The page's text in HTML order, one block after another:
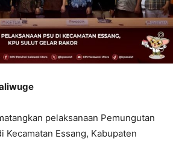
pelaksanaan Pemungutan
Kecamatan Essang, Kabupaten